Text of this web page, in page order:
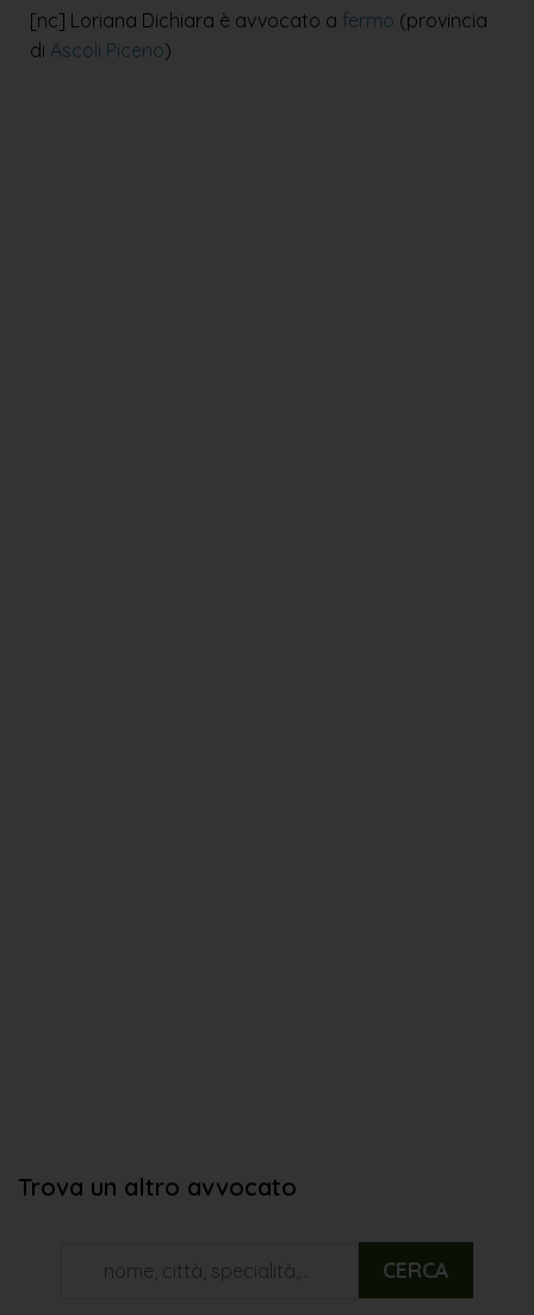
[nc] Loriana Dichiara è avvocato a fermo (provincia
di Ascoli Piceno)
Trova un altro avvocato
CERCA